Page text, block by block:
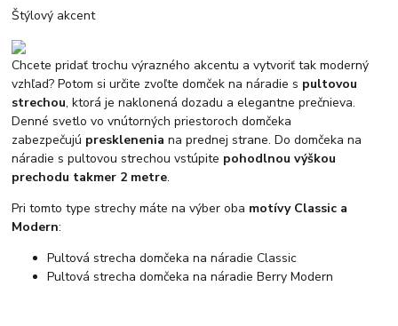
Štýlový akcent
Chcete pridať trochu výrazného akcentu a vytvoriť tak moderný
vzhľad? Potom si určite zvoľte domček na náradie s pultovou
strechou, ktorá je naklonená dozadu a elegantne prečnieva.
Denné svetlo vo vnútorných priestoroch domčeka
zabezpečujú presklenenia na prednej strane. Do domčeka na
náradie s pultovou strechou vstúpite pohodlnou výškou
prechodu takmer 2 metre.
Pri tomto type strechy máte na výber oba motívy Classic a
Modern:
Pultová strecha domčeka na náradie Classic
Pultová strecha domčeka na náradie Berry Modern